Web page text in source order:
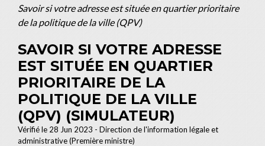
Savoir si votre adresse est située en quartier prioritaire
de la politique de la ville (QPV)
SAVOIR SI VOTRE ADRESSE
EST SITUÉE EN QUARTIER
PRIORITAIRE DE LA
POLITIQUE DE LA VILLE
(QPV) (SIMULATEUR)
Vérifié le 28 Jun 2023 - Direction de l'information légale et
administrative (Première ministre)